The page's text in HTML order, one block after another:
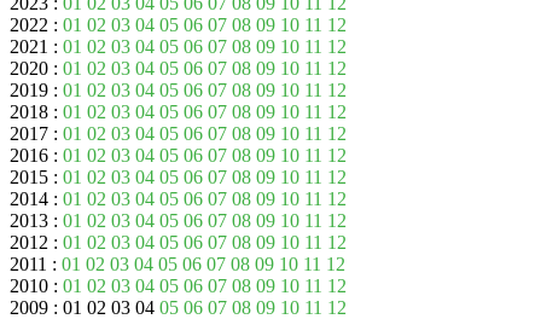
2022 : 01 02 03 04 05 06 07 08 09 10 11 12
2021 : 01 02 03 04 05 06 07 08 09 10 11 12
2020 : 01 02 03 04 05 06 07 08 09 10 11 12
2019 : 01 02 03 04 05 06 07 08 09 10 11 12
2018 : 01 02 03 04 05 06 07 08 09 10 11 12
2017 : 01 02 03 04 05 06 07 08 09 10 11 12
2016 : 01 02 03 04 05 06 07 08 09 10 11 12
2015 : 01 02 03 04 05 06 07 08 09 10 11 12
2014 : 01 02 03 04 05 06 07 08 09 10 11 12
2013 : 01 02 03 04 05 06 07 08 09 10 11 12
2012 : 01 02 03 04 05 06 07 08 09 10 11 12
2011 : 01 02 03 04 05 06 07 08 09 10 11 12
2010 : 01 02 03 04 05 06 07 08 09 10 11 12
2009 : 01 02 03 04 05 06 07 08 09 10 11 12